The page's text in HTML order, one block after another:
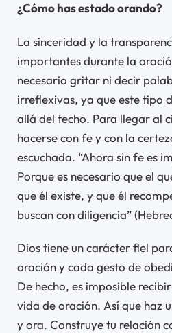
¿Cómo has estado orando?
La sinceridad y la
importantes durante la
necesario gritar ni decir
irreflexivas, ya que este tipo
allá del techo. Para llegar al
hacerse con fe y con la
escuchada. “Ahora sin fe es
Porque es necesario que el
que él existe, y que él
buscan con diligencia”
Dios tiene un carácter fiel
oración y cada gesto de
De hecho, es imposible
vida de oración. Así que haz
y ora. Construye tu relación